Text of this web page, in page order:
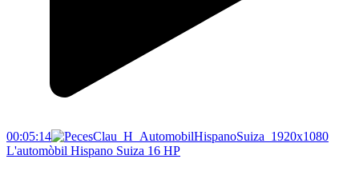
00:05:14
L'automòbil Hispano Suiza 16 HP